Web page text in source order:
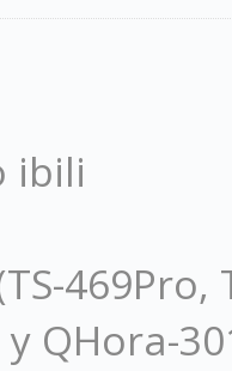
ibili
469Pro,
y QHora-